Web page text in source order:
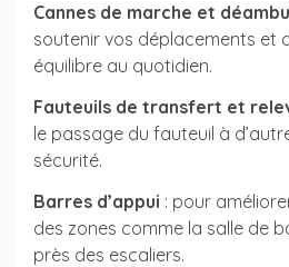
Cannes de marche et
soutenir vos déplacements et
équilibre au quotidien.
Fauteuils de transfert et
le passage du fauteuil à
sécurité.
Barres d’appui : pour
des zones comme la salle de
près des escaliers.